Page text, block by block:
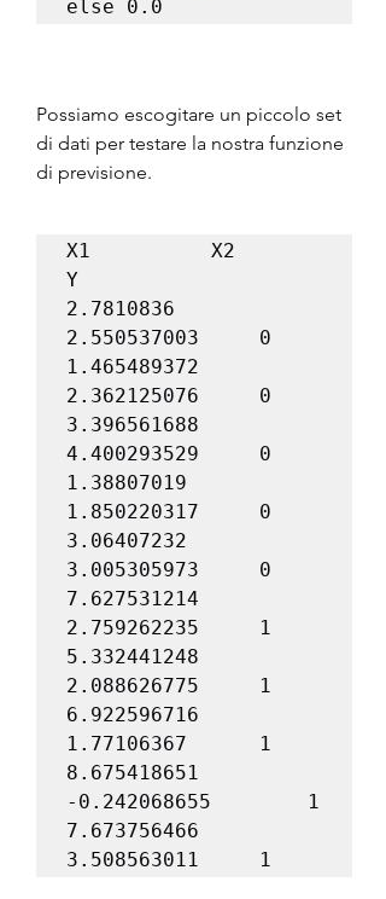
else 0.0
Possiamo escogitare un piccolo set
di dati per testare la nostra funzione
di previsione.
X1			X2
Y
2.7810836
2.550537003		0
1.465489372
2.362125076		0
3.396561688
4.400293529		0
1.38807019
1.850220317		0
3.06407232
3.005305973		0
7.627531214
2.759262235		1
5.332441248
2.088626775		1
6.922596716
1.77106367		1
8.675418651
-0.242068655		1
7.673756466
3.508563011		1